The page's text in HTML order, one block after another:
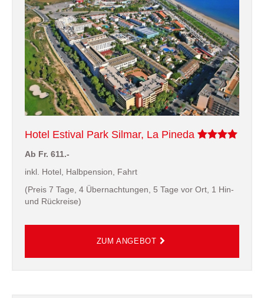
Hotel Estival Park Silmar, La Pineda
Ab Fr. 611.-
inkl. Hotel, Halbpension, Fahrt
(Preis 7 Tage, 4 Übernachtungen, 5 Tage vor Ort, 1 Hin-
und Rückreise)